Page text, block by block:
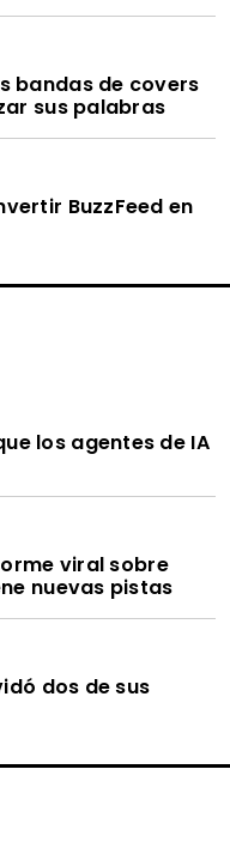
bandas de covers
sus palabras
BuzzFeed en
los agentes de IA
viral sobre
nuevas pistas
dos de sus